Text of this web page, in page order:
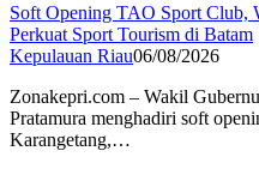
Soft Opening TAO Sport Club,
Perkuat Sport Tourism di Batam
Kepulauan Riau06/08/2026
Zonakepri.com – Wakil
Pratamura menghadiri soft
Karangetang,…